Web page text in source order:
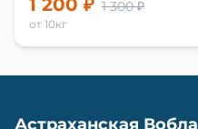
1 200 ₽ 1 300 ₽
от 10кг
Астраханская Вобла